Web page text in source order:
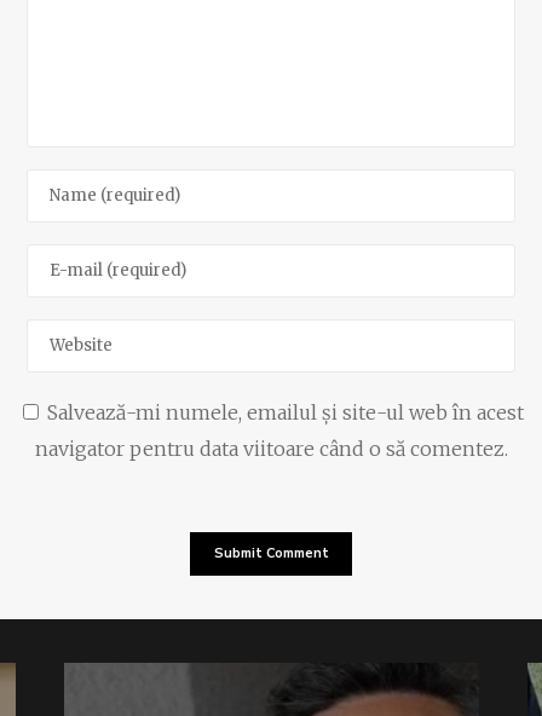
Salvează-mi numele, emailul și site-ul web în acest
navigator pentru data viitoare când o să comentez.